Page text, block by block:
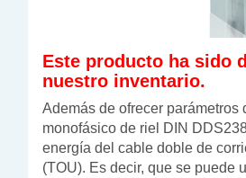
Este producto ha sido
nuestro inventario.
Además de ofrecer
monofásico de riel DIN
energía del cable doble de
(TOU). Es decir, que se puede